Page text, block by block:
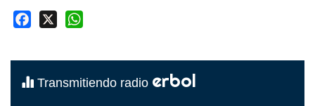
Facebook
Transmitiendo radio erbol